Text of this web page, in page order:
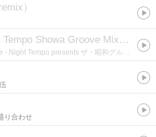
）
Give Me Up ( Night Tempo Showa Groove Mix )
- Night Tempo presents ザ・昭和グルーヴ
り合わせ